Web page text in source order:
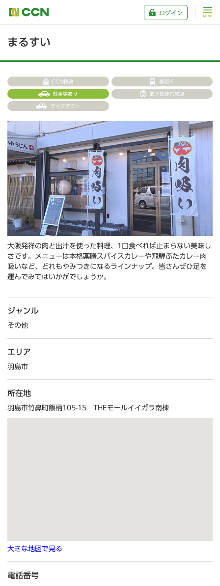
ログイン
まるすい
CCN特典 駅近く
駐車場あり お子様連れ歓迎
テイクアウト
大阪発祥の肉と出汁を使った料理、1口食べれば止まらない美味し
さです。メニューは本格薬膳スパイスカレーや飛騨ぶたカレー肉
吸いなど、どれもやみつきになるラインナップ。皆さんぜひ足を
運んでみてはいかがでしょうか。
ジャンル
その他
エリア
羽島市
所在地
羽島市竹鼻町飯柄105-15 THEモールイイガラ南棟
大きな地図で見る
電話番号